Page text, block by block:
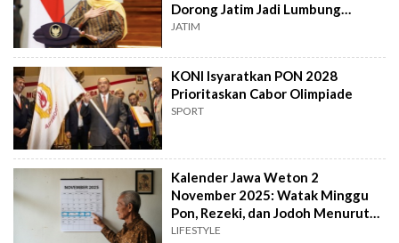
Dorong Jatim Jadi Lumbung
Prestasi PON 2028
JATIM
KONI Isyaratkan PON 2028
Prioritaskan Cabor Olimpiade
SPORT
Kalender Jawa Weton 2
November 2025: Watak Minggu
Pon, Rezeki, dan Jodoh Menurut
Primbon
LIFESTYLE